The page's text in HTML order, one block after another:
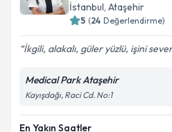
İstanbul, Ataşehir
5 (24 Değerlendirme)
İkgili, alakalı, güler yüzlü, işini
Medical Park Ataşehir
Kayışdağı, Raci Cd. No:1
En Yakın Saatler